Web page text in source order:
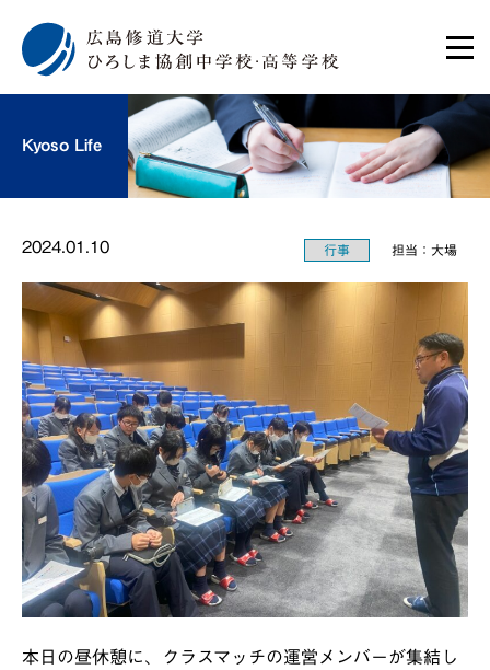
Kyoso Life
2024.01.10 行事 担当：大場
本日の昼休憩に、クラスマッチの運営メンバーが集結し